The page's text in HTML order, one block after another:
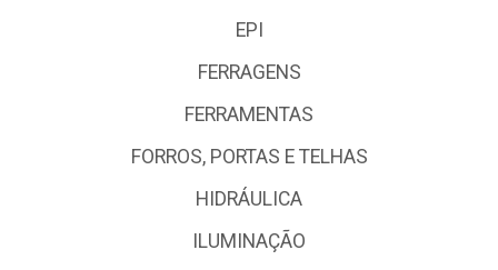
EPI
FERRAGENS
FERRAMENTAS
FORROS, PORTAS E TELHAS
HIDRÁULICA
ILUMINAÇÃO